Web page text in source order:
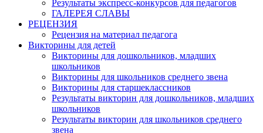
Результаты экспресс-конкурсов для педагогов
ГАЛЕРЕЯ СЛАВЫ
РЕЦЕНЗИЯ
Рецензия на материал педагога
Викторины для детей
Викторины для дошкольников, младших
школьников
Викторины для школьников среднего звена
Викторины для старшеклассников
Результаты викторин для дошкольников, младших
школьников
Результаты викторин для школьников среднего
звена